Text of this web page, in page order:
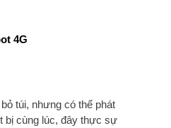
4G
túi, nhưng có thể phát
bị cùng lúc, đây thực sự